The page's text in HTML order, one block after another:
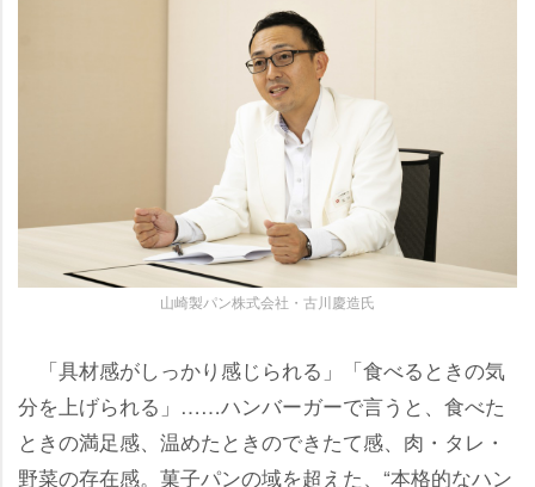
山崎製パン株式会社・古川慶造氏
「具材感がしっかり感じられる」「食べるときの気
分を上げられる」……ハンバーガーで言うと、食べた
ときの満足感、温めたときのできたて感、肉・タレ・
野菜の存在感。菓子パンの域を超えた、“本格的なハン